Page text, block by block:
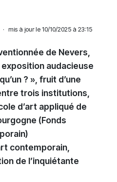
· mis à jour le 10/10/2025 à 23:15
de Nevers,
audacieuse
? », fruit d’une
trois institutions,
d’art appliqué de
(Fonds
contemporain,
de l’inquiétante